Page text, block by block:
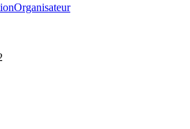
Organisateur